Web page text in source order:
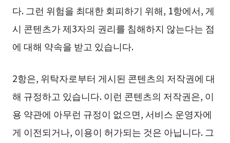
다. 그런 위험을 최대한 회피하기 위해, 1항에서, 게
시 콘텐츠가 제3자의 권리를 침해하지 않는다는 점
에 대해 약속을 받고 있습니다.
2항은, 위탁자로부터 게시된 콘텐츠의 저작권에 대
해 규정하고 있습니다. 이런 콘텐츠의 저작권은, 이
용 약관에 아무런 규정이 없으면, 서비스 운영자에
게 이전되거나, 이용이 허가되는 것은 아닙니다. 그